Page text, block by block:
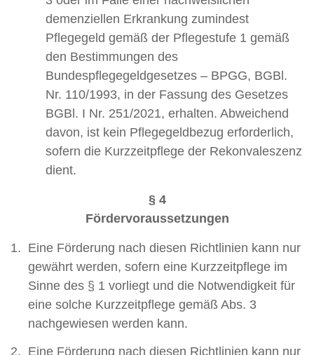
demenziellen Erkrankung zumindest
Pflegegeld gemäß der Pflegestufe 1 gemäß
den Bestimmungen des
Bundespflegegeldgesetzes – BPGG, BGBl.
Nr. 110/1993, in der Fassung des Gesetzes
BGBl. I Nr. 251/2021, erhalten. Abweichend
davon, ist kein Pflegegeldbezug erforderlich,
sofern die Kurzzeitpflege der Rekonvaleszenz
dient.
§ 4
Fördervoraussetzungen
Eine Förderung nach diesen Richtlinien kann nur
gewährt werden, sofern eine Kurzzeitpflege im
Sinne des § 1 vorliegt und die Notwendigkeit für
eine solche Kurzzeitpflege gemäß Abs. 3
nachgewiesen werden kann.
Eine Förderung nach diesen Richtlinien kann nur